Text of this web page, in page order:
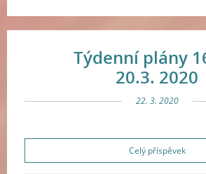
Týdenní plány
20.3. 2020
22. 3. 2020
Celý příspěvek